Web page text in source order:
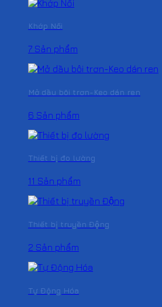
Khớp Nối
7 Sản phẩm
Mở dầu bôi trơn-Keo dán ren
6 Sản phẩm
Thiết bị đo lường
11 Sản phẩm
Thiết bị truyền Động
2 Sản phẩm
Tự Động Hóa